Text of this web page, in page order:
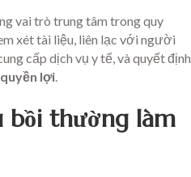
vai trò trung tâm trong quy
xét tài liệu, liên lạc với người
cấp dịch vụ y tế, và quyết định
lợi.
bồi thường làm